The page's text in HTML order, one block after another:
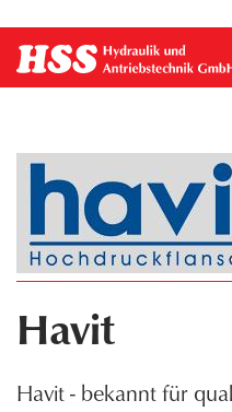
zum
Inhalt
Havit
Havit - bekannt für